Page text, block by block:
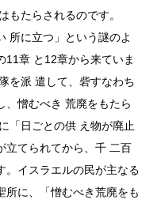
もたらされるのです。
所に立つ」という謎のよ
11章 と12章から来ていま
を派 遣して、砦すなわち
、憎むべき 荒廃をもたら
「日ごとの供 え物が廃止
立てられてから、千 二百
。イスラエルの民が主なる
所に、「憎むべき荒廃をも